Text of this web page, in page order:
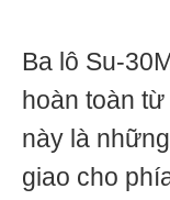
Ba lô Su-
hoàn toàn
này là
giao cho